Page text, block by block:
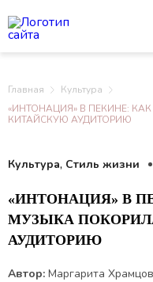
Главная
Культура
«ИНТОНАЦИЯ» В ПЕКИНЕ:
КИТАЙСКУЮ АУДИТОРИЮ
Культура, Стиль жизни
«ИНТОНАЦИЯ» В
МУЗЫКА
АУДИТОРИЮ
Автор: Маргарита